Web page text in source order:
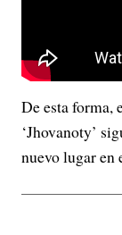
De esta forma,
‘Jhovanoty’
nuevo lugar en